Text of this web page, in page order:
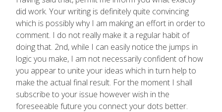
did work. Your writing is definitely quite convincing
which is possibly why I am making an effort in order to
comment. I do not really make it a regular habit of
doing that. 2nd, while I can easily notice the jumps in
logic you make, I am not necessarily confident of how
you appear to unite your ideas which in turn help to
make the actual final result. For the moment I shall
subscribe to your issue however wish in the
foreseeable future you connect your dots better.